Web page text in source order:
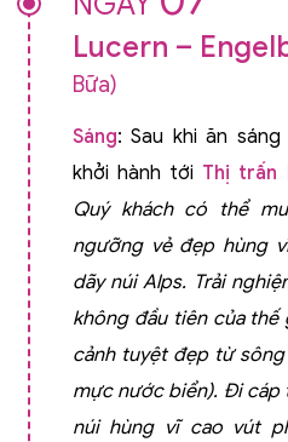
Lucern –
Bữa)
Sáng: Sau khi ăn
khởi hành tới Thị trấn
Quý khách có thể
ngưỡng vẻ đẹp hùng
dãy núi Alps. Trải
không đầu tiên của
cảnh tuyệt đẹp từ
mực nước biển). Đi cáp
núi hùng vĩ cao vút